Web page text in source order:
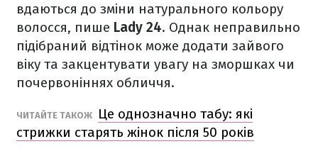
вдаються до зміни натурального кольору
волосся, пише Lady 24. Однак неправильно
підібраний відтінок може додати зайвого
віку та закцентувати увагу на зморшках чи
почервоніннях обличчя.
ЧИТАЙТЕ ТАКОЖ
Це однозначно табу: які
стрижки старять жінок після 50 років